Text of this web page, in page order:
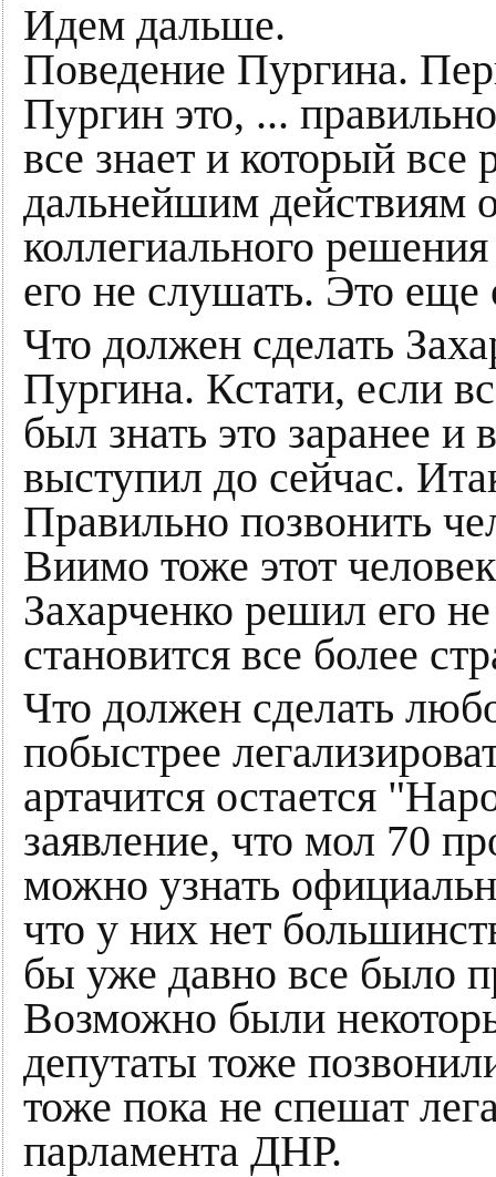
Идем дальше.
Поведение Пургина.
Пургин это, ...
все знает и который все
дальнейшим действиям
коллегиального
его не слушать. Это еще
Что должен сделать
Пургина. Кстати, если
был знать это заранее
выступил до сейчас.
Правильно позвонить
Виимо тоже этот
Захарченко решил его
становится все более
Что должен сделать
побыстрее
артачится остается
заявление, что мол 70
можно узнать
что у них нет
бы уже давно все было
Возможно были
депутаты тоже
тоже пока не спешат
парламента ДНР.